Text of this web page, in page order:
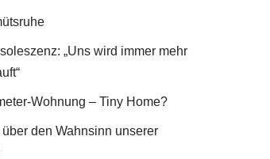
„Uns wird immer mehr
Wohnung – Tiny Home?
den Wahnsinn unserer